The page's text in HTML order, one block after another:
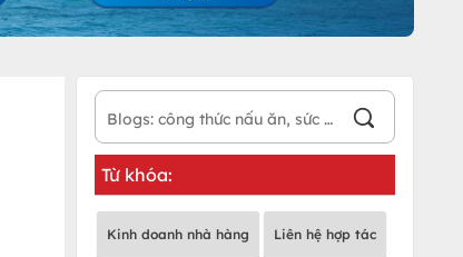
Từ khóa:
Kinh doanh nhà hàng Liên hệ hợp tác